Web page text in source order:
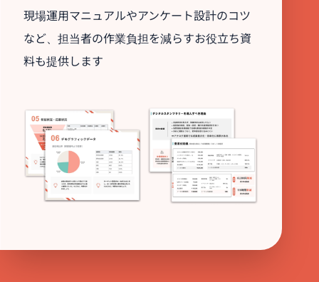
現場運用マニュアルやアンケート設計のコツ
など、担当者の作業負担を減らすお役立ち資
料も提供します